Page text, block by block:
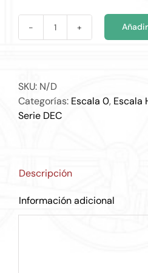
DEC
SKU: N/D
Categorías: Escala 0, Escala
Serie DEC
Descripción
Información adicional